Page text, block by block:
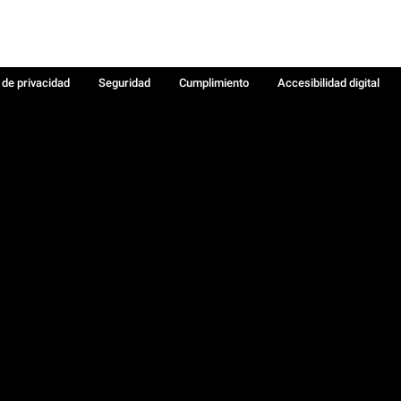
privacidad Seguridad Cumplimiento
Accesibilidad digital